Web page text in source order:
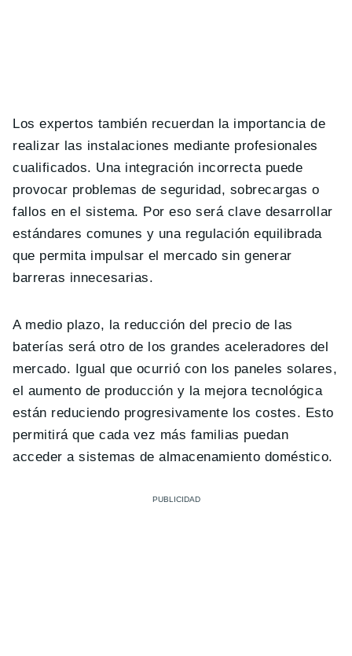
Los expertos también recuerdan la importancia de
realizar las instalaciones mediante profesionales
cualificados. Una integración incorrecta puede
provocar problemas de seguridad, sobrecargas o
fallos en el sistema. Por eso será clave desarrollar
estándares comunes y una regulación equilibrada
que permita impulsar el mercado sin generar
barreras innecesarias.
A medio plazo, la reducción del precio de las
baterías será otro de los grandes aceleradores del
mercado. Igual que ocurrió con los paneles solares,
el aumento de producción y la mejora tecnológica
están reduciendo progresivamente los costes. Esto
permitirá que cada vez más familias puedan
acceder a sistemas de almacenamiento doméstico.